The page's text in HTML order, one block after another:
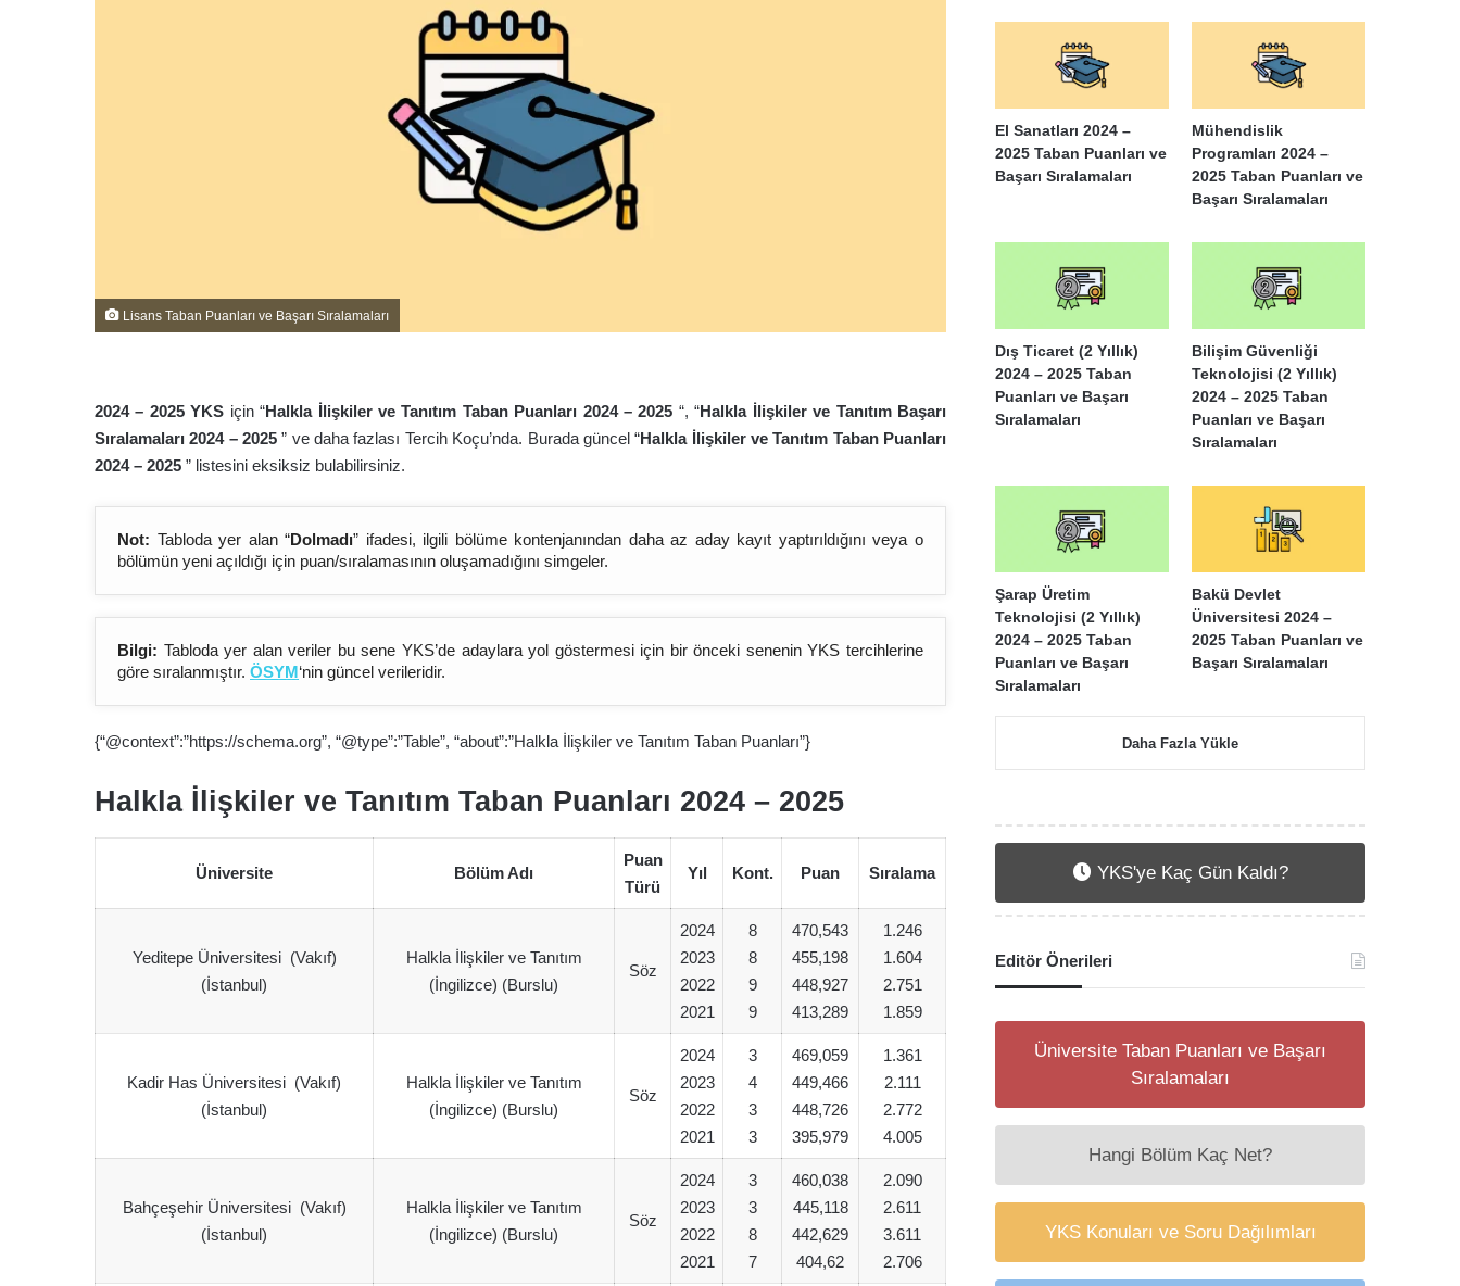
Lisans Taban Puanları ve Başarı Sıralamaları
2024 – 2025YKS için “Halkla İlişkiler ve Tanıtım Taban Puanları 2024 – 2025 “, “Halkla İlişkiler ve Tanıtım Başarı
Sıralamaları 2024 – 2025 ” ve daha fazlası Tercih Koçu’nda. Burada güncel “Halkla İlişkiler ve Tanıtım Taban Puanları
2024 – 2025 ” listesini eksiksiz bulabilirsiniz.
Not: Tabloda yer alan “Dolmadı” ifadesi, ilgili bölüme kontenjanından daha az aday kayıt yaptırıldığını veya o
bölümün yeni açıldığı için puan/sıralamasının oluşamadığını simgeler.
Bilgi: Tabloda yer alan veriler bu sene YKS’de adaylara yol göstermesi için bir önceki senenin YKS tercihlerine
göre sıralanmıştır. ÖSYM‘nin güncel verileridir.
{“@context”:”https://schema.org”, “@type”:”Table”, “about”:”Halkla İlişkiler ve Tanıtım Taban Puanları”}
Halkla İlişkiler ve Tanıtım Taban Puanları 2024 – 2025
Üniversite Bölüm Adı
Puan
Türü
Yıl Kont. Puan Sıralama
Yeditepe Üniversitesi (Vakıf)
(İstanbul)
Halkla İlişkiler ve Tanıtım
(İngilizce) (Burslu)
Söz
2024
2023
2022
2021
8
8
9
9
470,543
455,198
448,927
413,289
1.246
1.604
2.751
1.859
Kadir Has Üniversitesi (Vakıf)
(İstanbul)
Halkla İlişkiler ve Tanıtım
(İngilizce) (Burslu)
Söz
2024
2023
2022
2021
3
4
3
3
469,059
449,466
448,726
395,979
1.361
2.111
2.772
4.005
Bahçeşehir Üniversitesi (Vakıf)
(İstanbul)
Halkla İlişkiler ve Tanıtım
(İngilizce) (Burslu)
Söz
2024
2023
2022
2021
3
3
8
7
460,038
445,118
442,629
404,62
2.090
2.611
3.611
2.706
El Sanatları 2024 –
2025 Taban Puanları ve
Başarı Sıralamaları
Mühendislik
Programları 2024 –
2025 Taban Puanları ve
Başarı Sıralamaları
Dış Ticaret (2 Yıllık)
2024 – 2025 Taban
Puanları ve Başarı
Sıralamaları
Bilişim Güvenliği
Teknolojisi (2 Yıllık)
2024 – 2025 Taban
Puanları ve Başarı
Sıralamaları
Şarap Üretim
Teknolojisi (2 Yıllık)
2024 – 2025 Taban
Puanları ve Başarı
Sıralamaları
Bakü Devlet
Üniversitesi 2024 –
2025 Taban Puanları ve
Başarı Sıralamaları
Daha Fazla Yükle
YKS'ye Kaç Gün Kaldı?
Editör Önerileri
Üniversite Taban Puanları ve Başarı
Sıralamaları
Hangi Bölüm Kaç Net?
YKS Konuları ve Soru Dağılımları